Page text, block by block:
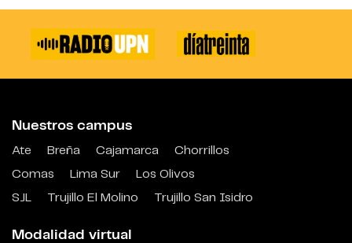
Nuestros campus
Ate Breña Cajamarca
Chorrillos
Comas
Lima Sur
Los Olivos
SJL
Trujillo El Molino Trujillo San Isidro
Modalidad virtual